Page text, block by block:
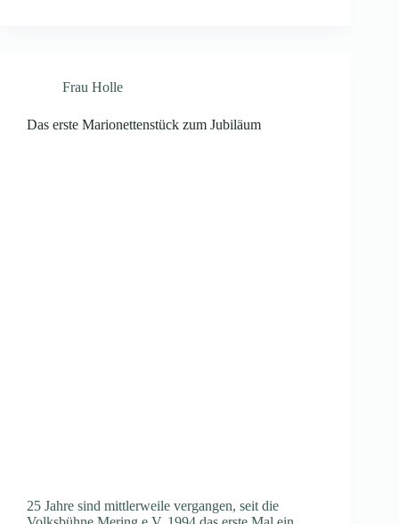
Frau Holle
Das erste Marionettenstück zum Jubiläum
25 Jahre sind mittlerweile vergangen, seit die